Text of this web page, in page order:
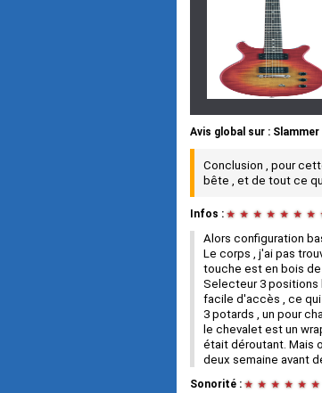
Avis global sur : Slammer
Conclusion , pour
bête , et de tout ce
Infos : ★ ★ ★ ★ ★ ★ ★
Alors configuration
Le corps , j'ai pas
touche est en bois de
Selecteur 3 positions
facile d'accès , ce
3 potards , un pour
le chevalet est un
était déroutant. Mais
deux semaine avant
Sonorité : ★ ★ ★ ★ ★ ★